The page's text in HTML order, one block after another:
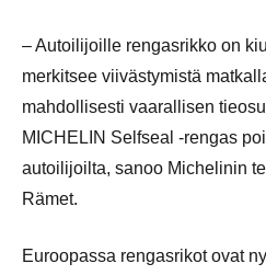
– Autoilijoille rengasrikko on
merkitsee viivästymistä
mahdollisesti vaarallisen
MICHELIN Selfseal -rengas
autoilijoilta, sanoo Michelinin
Rämet.
Euroopassa rengasrikot ovat